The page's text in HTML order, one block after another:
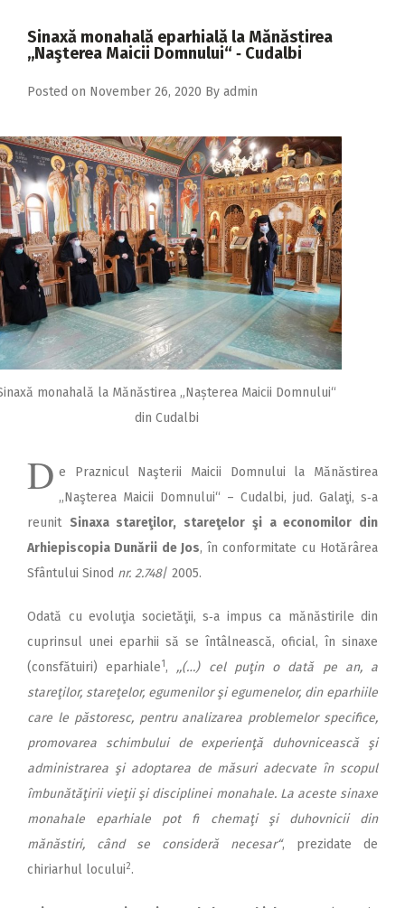
2017
2014
2013
2012
2011
2010
2009
Sinaxă monahală eparhială la Mănăstirea
,,Naşterea Maicii Domnului“ ‑ Cudalbi
Posted on November 26, 2020 By admin
monahală la Mănăstirea „Nașterea Maicii Domnului“
din Cudalbi
D e Praznicul Naşte­rii Maicii Domnului la Mănăstirea
,,Naş­terea Maicii Domnului“ – Cudalbi, jud. Galaţi, s‑a
reunit Sinaxa stareţilor, stareţelor şi a economilor din
Arhiepiscopia Dunării de Jos, în conformitate cu Hotărârea
Sfântului Sinod nr. 2.748/ 2005.
Odată cu evoluţia societăţii, s‑a impus ca mănăstirile din
cuprinsul unei eparhii să se întâlnească, oficial, în sinaxe
(consfătuiri) eparhiale1, ,,(…) cel puţin o dată pe an, a
stareţilor, stareţelor, egumenilor şi egumenelor, din eparhiile
care le păstoresc, pentru analizarea problemelor specifice,
promovarea schimbului de experienţă duhovnicească şi
administrarea şi adoptarea de măsuri adecvate în scopul
îmbunătăţirii vieţii şi disciplinei monahale. La aceste sinaxe
monahale eparhiale pot fi chemaţi şi duhovnicii din
mănăstiri, când se consideră necesar“, prezidate de
chiriarhul locului2.